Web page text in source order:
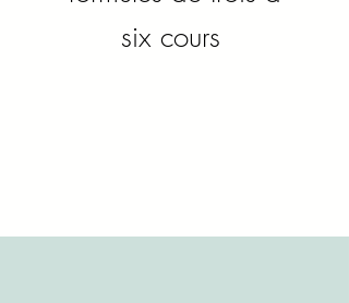
six cours